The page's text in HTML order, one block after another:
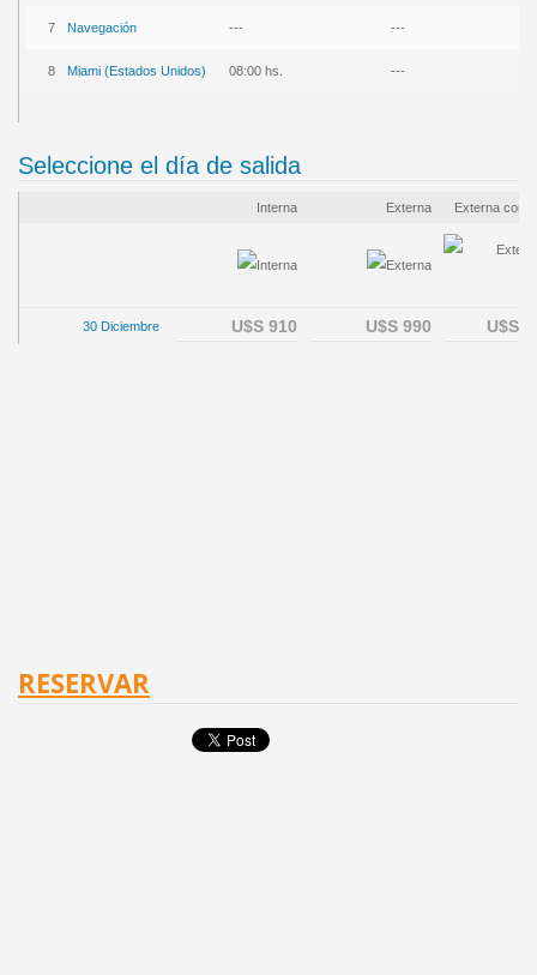
7 Navegación --- ---
8 Miami (Estados Unidos) 08:00 hs. ---
Seleccione el día de salida
Interna Externa Externa con
30 Diciembre U$S 910 U$S 990 U$S
RESERVAR